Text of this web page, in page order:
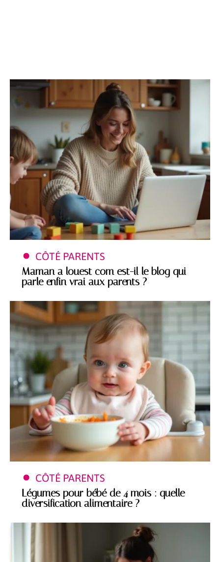
CÔTÉ PARENTS
Maman a louest com est-il le blog qui
parle enfin vrai aux parents ?
CÔTÉ PARENTS
Légumes pour bébé de 4 mois : quelle
diversification alimentaire ?